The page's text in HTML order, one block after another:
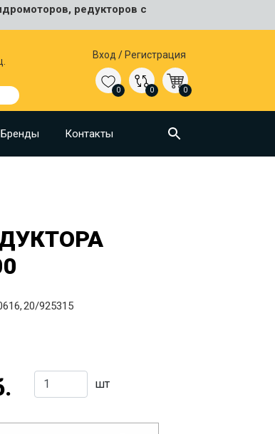
редукторов с
Вход / Регистрация
0 0 0
Бренды Контакты
20/925315
шт